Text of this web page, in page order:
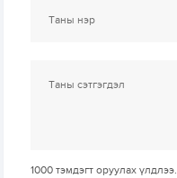
1000 тэмдэгт оруулах үлдлээ.